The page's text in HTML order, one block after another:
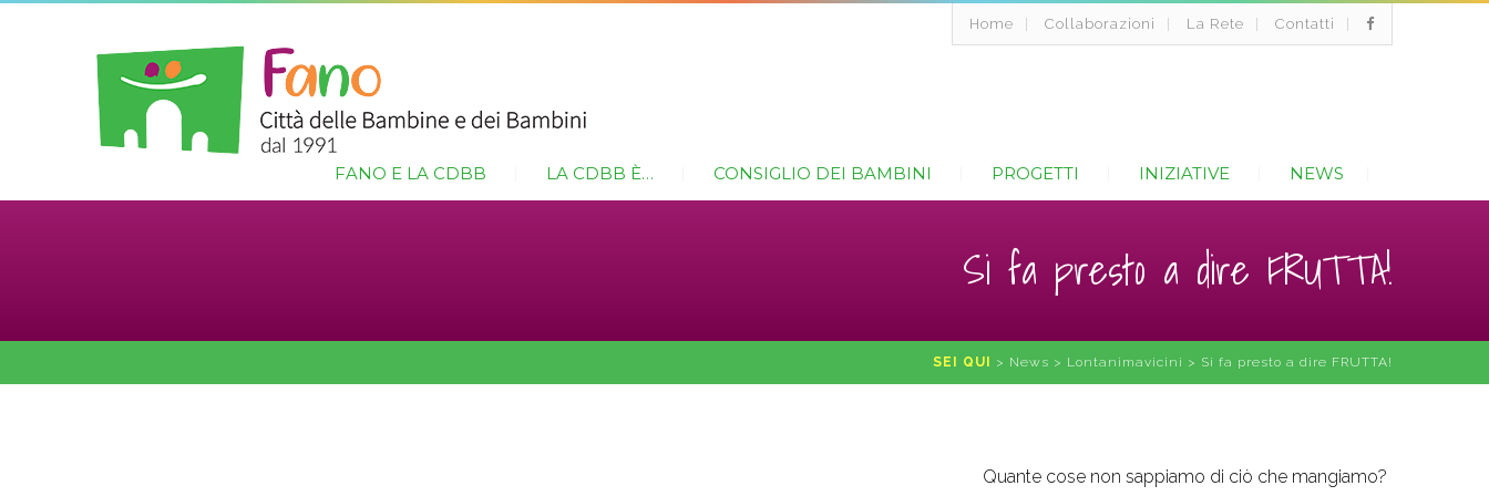
Home Collaborazioni La Rete Contatti
FANO E LA CDBB LA CDBB È… CONSIGLIO DEI BAMBINI PROGETTI INIZIATIVE NEWS
Si fa presto a dire FRUTTA!
SEI QUI > News > Lontanimavicini > Si fa presto a dire FRUTTA!
Quante cose non sappiamo di ciò che mangiamo?